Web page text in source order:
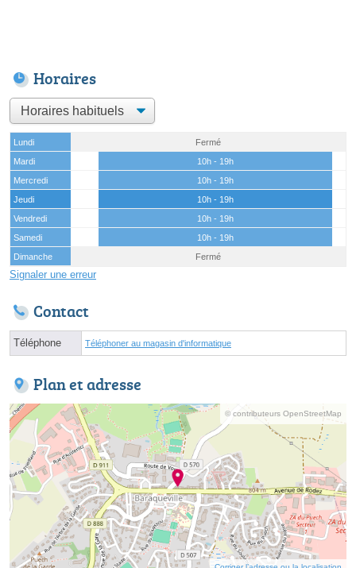
Horaires
Lundi
Fermé
Mardi
10h - 19h
Mercredi
10h - 19h
Jeudi
10h - 19h
Vendredi
10h - 19h
Samedi
10h - 19h
Dimanche
Fermé
Signaler une erreur
Contact
Téléphone Téléphoner au magasin d'informatique
Plan et adresse
© contributeurs OpenStreetMap